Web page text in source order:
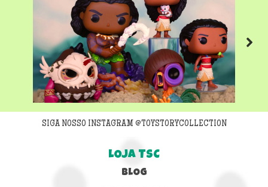
Next
SIGA NOSSO INSTAGRAM @TOYSTORYCOLLECTION
LOJA TSC
BLOG